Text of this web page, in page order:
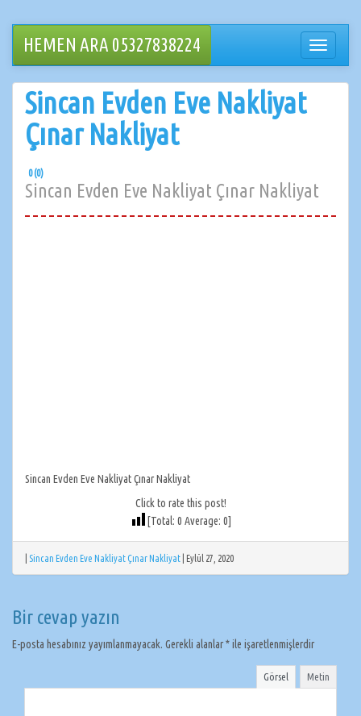
geçin
HEMEN ARA 05327838224
değiştir
Sincan Evden Eve Nakliyat
Çınar Nakliyat
0 (0)
Sincan Evden Eve Nakliyat Çınar Nakliyat
Sincan Evden Eve Nakliyat Çınar Nakliyat
Click to rate this post!
[Total: 0 Average: 0]
Sincan Evden Eve Nakliyat Çınar Nakliyat Eylül 27, 2020
Bir cevap yazın
E-posta hesabınız yayımlanmayacak. Gerekli alanlar*ile işaretlenmişlerdir
Görsel Metin